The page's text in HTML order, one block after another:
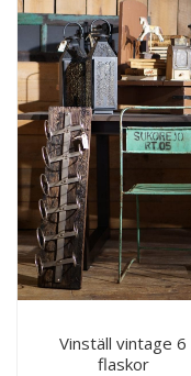
Vinställ vintage 6
flaskor